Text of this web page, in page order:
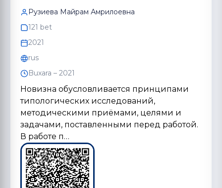
Рузиева Майрам Амрилоевна
121 bet
2021
rus
Buxara – 2021
Новизна обусловливается принципами
типологических исследований,
методическими приёмами, целями и
задачами, поставленными перед работой.
В работе п…